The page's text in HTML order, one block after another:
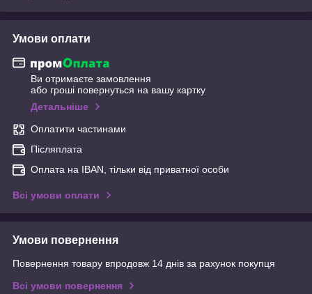
Умови оплати
Ви отримаєте замовлення
або гроші повернуться на вашу картку
Детальніше
Оплатити частинами
Післяплата
Оплата на IBAN, тільки від приватної особи
Всі умови оплати
Умови повернення
Повернення товару впродовж 14 днів за рахунок покупця
Всі умови повернення